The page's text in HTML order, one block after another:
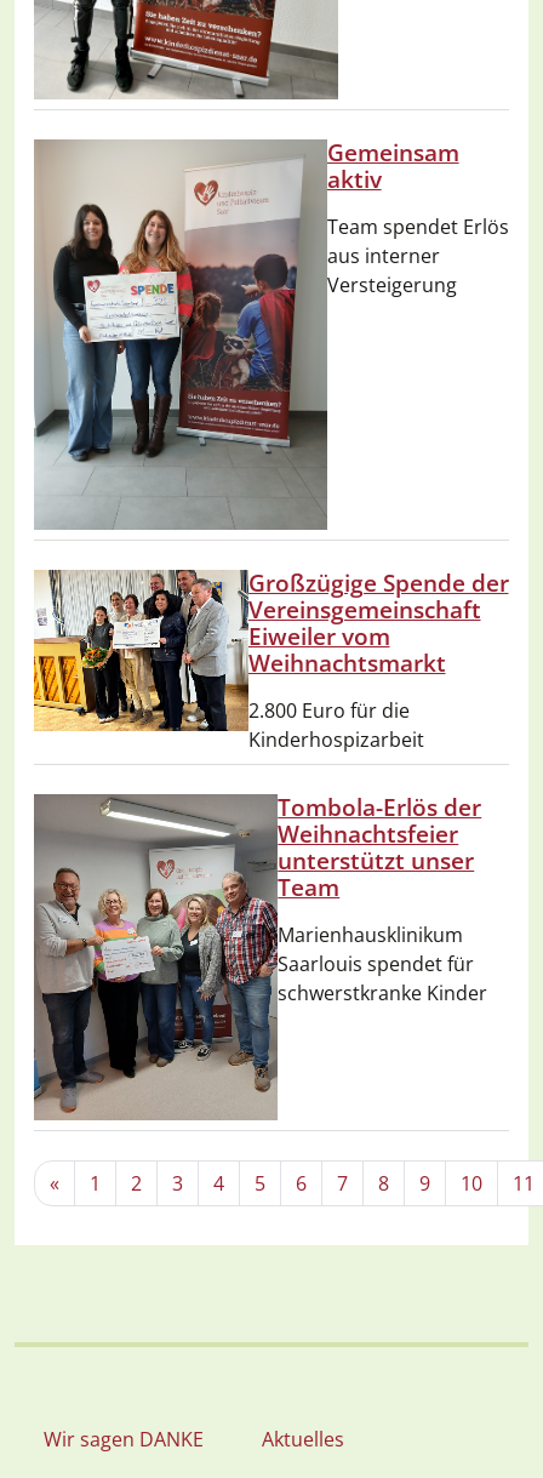
Gemeinsam
aktiv
Team spendet Erlös
aus interner
Versteigerung
Großzügige Spende der
Vereinsgemeinschaft
Eiweiler vom
Weihnachtsmarkt
2.800 Euro für die
Kinderhospizarbeit
Tombola-Erlös der
Weihnachtsfeier
unterstützt unser
Team
Marienhausklinikum
Saarlouis spendet für
schwerstkranke Kinder
« 1 2 3 4 5 6 7 8 9 10 11
Wir sagen DANKE Aktuelles